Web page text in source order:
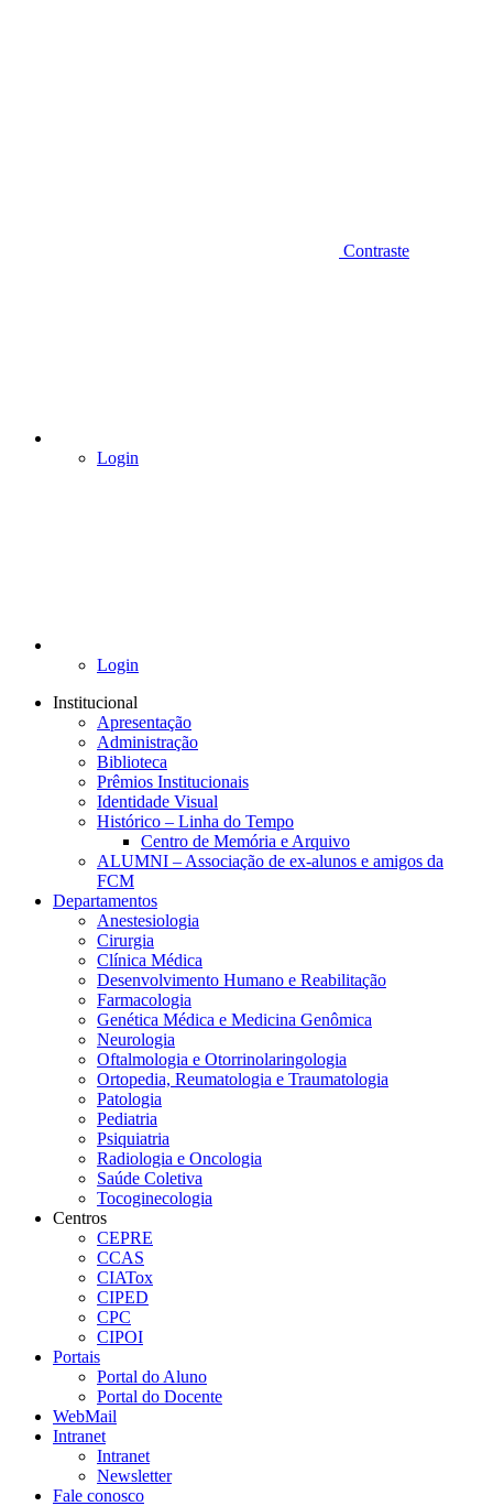
Contraste
Login
Login
Institucional
Apresentação
Administração
Biblioteca
Prêmios Institucionais
Identidade Visual
Histórico – Linha do Tempo
Centro de Memória e Arquivo
ALUMNI – Associação de ex-alunos e amigos da
FCM
Departamentos
Anestesiologia
Cirurgia
Clínica Médica
Desenvolvimento Humano e Reabilitação
Farmacologia
Genética Médica e Medicina Genômica
Neurologia
Oftalmologia e Otorrinolaringologia
Ortopedia, Reumatologia e Traumatologia
Patologia
Pediatria
Psiquiatria
Radiologia e Oncologia
Saúde Coletiva
Tocoginecologia
Centros
CEPRE
CCAS
CIATox
CIPED
CPC
CIPOI
Portais
Portal do Aluno
Portal do Docente
WebMail
Intranet
Intranet
Newsletter
Fale conosco